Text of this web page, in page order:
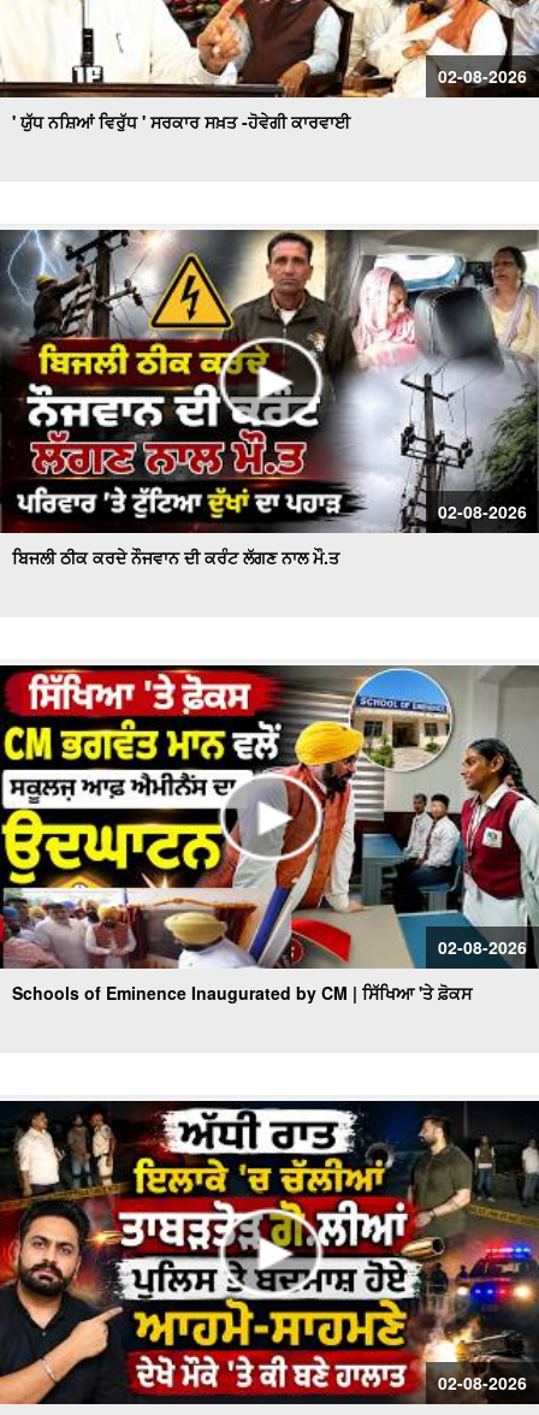
02-08-2026
' ਯੁੱਧ ਨਸ਼ਿਆਂ ਵਿਰੁੱਧ ' ਸਰਕਾਰ ਸਖ਼ਤ -ਹੋਵੇਗੀ ਕਾਰਵਾਈ
02-08-2026
ਬਿਜਲੀ ਠੀਕ ਕਰਦੇ ਨੌਜਵਾਨ ਦੀ ਕਰੰਟ ਲੱਗਣ ਨਾਲ ਮੌ.ਤ
02-08-2026
Schools of Eminence Inaugurated by CM | ਸਿੱਖਿਆ 'ਤੇ ਫ਼ੋਕਸ
02-08-2026